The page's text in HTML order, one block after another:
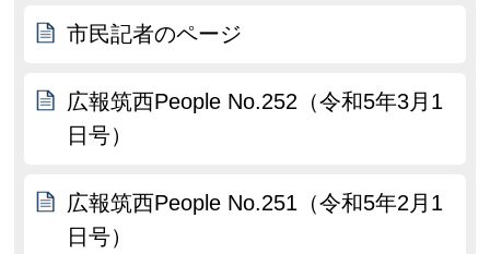
市民記者のページ
広報筑西People No.252（令和5年3月1
日号）
広報筑西People No.251（令和5年2月1
日号）